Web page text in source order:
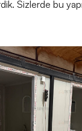
Sizlerde bu